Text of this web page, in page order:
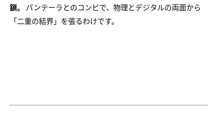
鎖。
パンテーラとのコンビで、物理とデジタルの両面から
「二重の結界」を張るわけです。